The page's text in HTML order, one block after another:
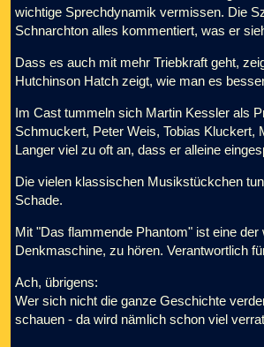
wichtige Sprechdynamik vermissen. Die
Schnarchton alles kommentiert, was er
Dass es auch mit mehr Triebkraft geht,
Hutchinson Hatch zeigt, wie man es
Im Cast tummeln sich Martin Kessler als
Schmuckert, Peter Weis, Tobias Kluckert,
Langer viel zu oft an, dass er alleine
Die vielen klassischen Musikstückchen
Schade.
Mit "Das flammende Phantom" ist eine
Denkmaschine, zu hören. Verantwortlich
Ach, übrigens:
Wer sich nicht die ganze Geschichte
schauen - da wird nämlich schon viel